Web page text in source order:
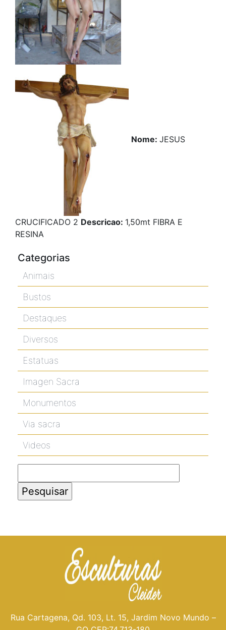
Nome: JESUS
CRUCIFICADO 2 Descricao: 1,50mt FIBRA E
RESINA
Categorias
Animais
Bustos
Destaques
Diversos
Estatuas
Imagen Sacra
Monumentos
Via sacra
Videos
por:
Rua Cartagena, Qd. 103, Lt. 15, Jardim Novo Mundo –